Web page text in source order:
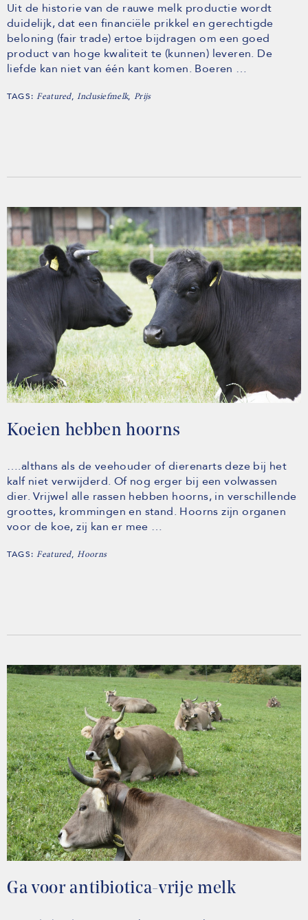
Uit de historie van de rauwe melk productie wordt
duidelijk, dat een financiële prikkel en gerechtigde
beloning (fair trade) ertoe bijdragen om een goed
product van hoge kwaliteit te (kunnen) leveren. De
liefde kan niet van één kant komen. Boeren …
TAGS:Featured,Inclusiefmelk, Prijs
Koeien hebben hoorns
….althans als de veehouder of dierenarts deze bij het
kalf niet verwijderd. Of nog erger bij een volwassen
dier. Vrijwel alle rassen hebben hoorns, in verschillende
groottes, krommingen en stand. Hoorns zijn organen
voor de koe, zij kan er mee …
TAGS:Featured,Hoorns
Ga voor antibiotica-vrije melk